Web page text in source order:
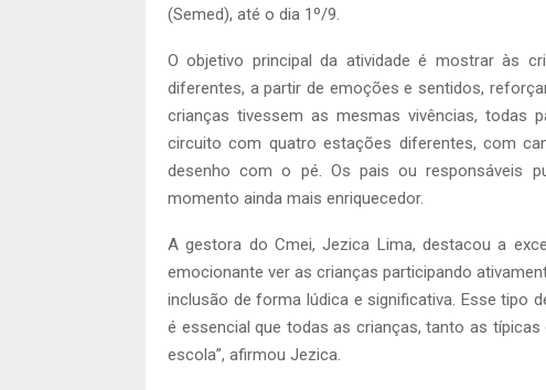
(Semed), até o dia 1º/9.
O objetivo principal da atividade é mostrar às
diferentes, a partir de emoções e sentidos,
crianças tivessem as mesmas vivências, todas
circuito com quatro estações diferentes, com
desenho com o pé. Os pais ou responsáveis
momento ainda mais enriquecedor.
A gestora do Cmei, Jezica Lima, destacou a
emocionante ver as crianças participando
inclusão de forma lúdica e significativa. Esse tipo
é essencial que todas as crianças, tanto as
escola”, afirmou Jezica.